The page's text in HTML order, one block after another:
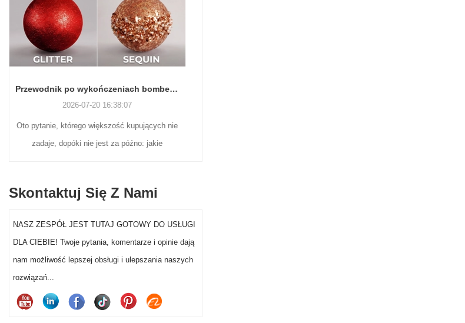
Przewodnik po wykończeniach bombek świątecznych: błyszczące, matowe, brokatowe, perłowe, matowe i inne
nie
a
2026-06-22 16:55:16
Jeśli to brzmi znajomo, nie jesteś sam. A dobra
wiadomość? Nie musisz być geniuszem
naprawdę wyróżniały się w tym roku.
Skontaktuj Się Z Nami
NASZ ZESPÓŁ JEST TUTAJ GOTOWY DO USŁUGI
DLA CIEBIE! Twoje pytania, komentarze i opinie dają
nam możliwość lepszej obsługi i ulepszania naszych
rozwiązań...